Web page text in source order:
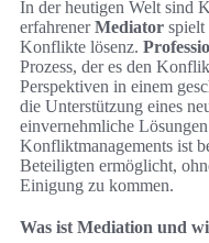
In der heutigen Welt sind
erfahrenerMediator spielt
Konflikte lösenz.
Prozess, der es den
Perspektiven in einem
die Unterstützung eines
einvernehmliche
Konfliktmanagements ist
Beteiligten ermöglicht,
Einigung zu kommen.
Was ist Mediation und